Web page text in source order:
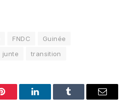
FNDC
Guinée
junte transition
Pinterest LinkedInTumblr Email